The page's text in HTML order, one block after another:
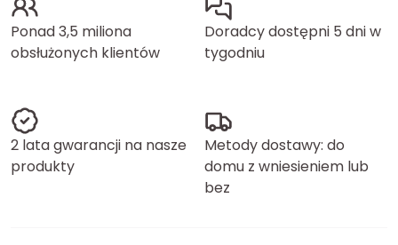
Ponad 3,5 miliona
obsłużonych klientów
Doradcy dostępni 5 dni w
tygodniu
2 lata gwarancji na nasze
produkty
Metody dostawy: do
domu z wniesieniem lub
bez